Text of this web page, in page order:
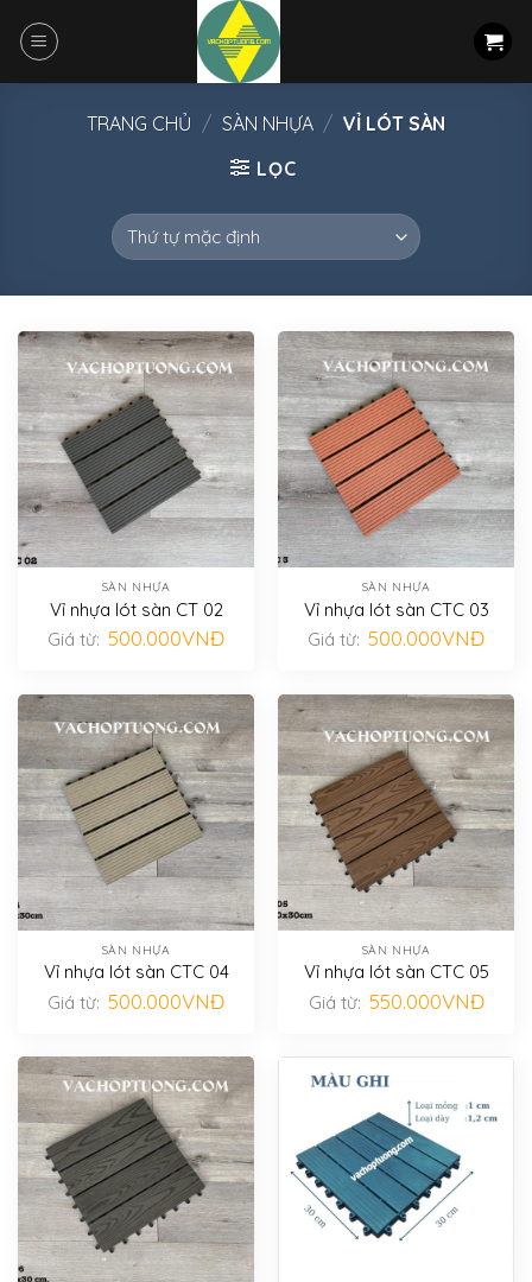
TRANG CHỦ / SÀN NHỰA / VỈ LÓT SÀN
LỌC
SÀN NHỰA
Vỉ nhựa lót sàn CT 02
Giá từ: 500.000VNĐ
SÀN NHỰA
Vỉ nhựa lót sàn CTC 03
Giá từ: 500.000VNĐ
SÀN NHỰA
Vỉ nhựa lót sàn CTC 04
Giá từ: 500.000VNĐ
SÀN NHỰA
Vỉ nhựa lót sàn CTC 05
Giá từ: 550.000VNĐ